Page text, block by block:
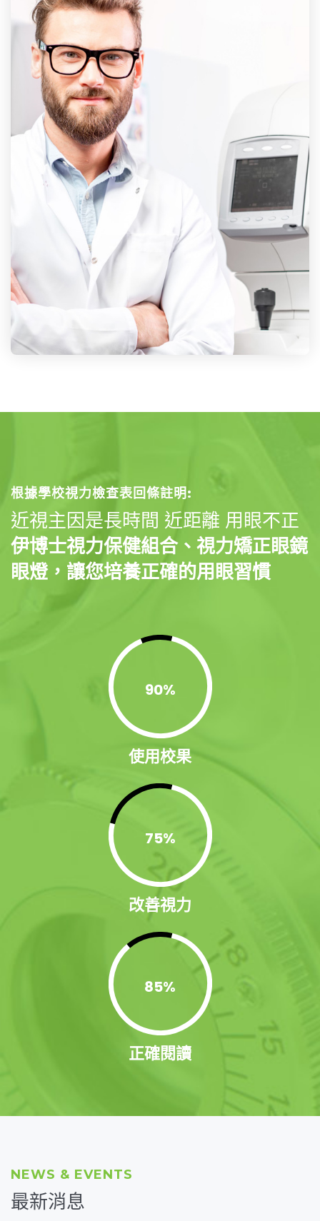
根據學校視力檢查表回條註明:
近視主因是長時間 近距離 用眼不正
伊博士視力保健組合、視力矯正眼鏡
眼燈，讓您培養正確的用眼習慣
90%
使用校果
75%
改善視力
85%
正確閱讀
NEWS & EVENTS
最新消息